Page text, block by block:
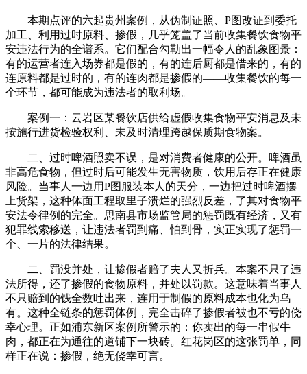
本期点评的六起贵州案例，从伪制证照、P图改证到委托
加工、利用过时原料、掺假，几乎笼盖了当前收集餐饮食物平
安违法行为的全谱系。它们配合勾勒出一幅令人的乱象图景：
有的运营者连入场券都是假的，有的连后厨都是借来的，有的
连原料都是过时的，有的连肉都是掺假的——收集餐饮的每一
个环节，都可能成为违法者的取利场。
案例一：云岩区某餐饮店供给虚假收集食物平安消息及未
按施行进货检验权利、未及时清理跨越保质期食物案。
二、过时啤酒照卖不误，是对消费者健康的公开。啤酒虽
非高危食物，但过时后可能发生无害物质，饮用后存正在健康
风险。当事人一边用P图服装本人的天分，一边把过时啤酒摆
上货架，这种体面工程取里子溃烂的强烈反差，了其对食物平
安法令律例的完全。思南县市场监管局的惩罚既有经济，又有
犯罪线索移送，让违法者罚到痛、怕到骨，实正实现了惩罚一
个、一片的法律结果。
二、罚没并处，让掺假者赔了夫人又折兵。本案不只了违
法所得，还了掺假的食物原料，并处以罚款。这意味着当事人
不只赔到的钱全数吐出来，连用于制假的原料成本也化为乌
有。这种全链条的惩罚体例，完全击碎了掺假者被也不亏的侥
幸心理。正如浦东新区案例所警示的：你卖出的每一串假牛
肉，都正在为通往的道铺下一块砖。红花岗区的这张罚单，同
样正在说：掺假，绝无侥幸可言。